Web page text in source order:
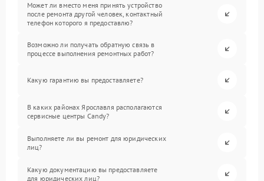
Может ли вместо меня принять устройство
после ремонта другой человек, контактный
телефон которого я предоставлю?
Возможно ли получать обратную связь в
процессе выполнения ремонтных работ?
Какую гарантию вы предоставляете?
В каких районах Ярославля располагаются
сервисные центры Candy?
Выполняете ли вы ремонт для юридических
лиц?
Какую документацию вы предоставляете
для юридических лиц?